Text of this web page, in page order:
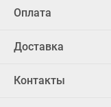
Оплата
Доставка
Контакты